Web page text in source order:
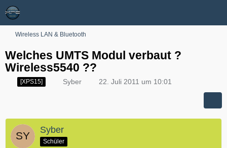
Wireless LAN & Bluetooth
Welches UMTS Modul verbaut ?
Wireless5540 ??
[XPS15] Syber 22. Juli 2011 um 10:01
Syber
Schüler